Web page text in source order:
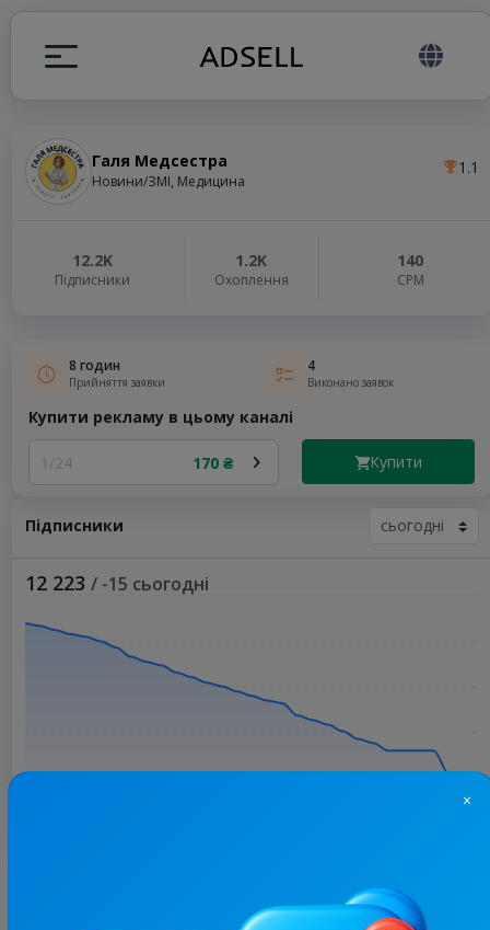
Галя Медсестра
Новини/ЗМІ, Медицина
1.1
12.2K
Підписники
1.2K
Охоплення
140
СРМ
8 годин
Прийняття заявки
4
Виконано заявок
Купити рекламу в цьому каналі
1/24 170 ₴ Купити
Підписники
12 223 / -15 сьогодні
×